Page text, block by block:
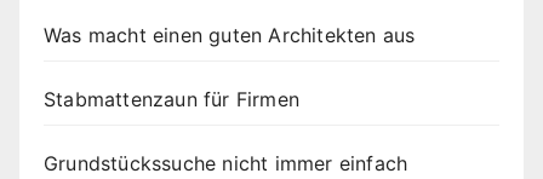
Was macht einen guten Architekten aus
Stabmattenzaun für Firmen
Grundstückssuche nicht immer einfach